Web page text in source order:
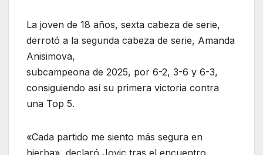
La joven de 18 años, sexta cabeza de serie,
derrotó a la segunda cabeza de serie, Amanda
Anisimova,
subcampeona de 2025, por 6-2, 3-6 y 6-3,
consiguiendo así su primera victoria contra
una Top 5.
«Cada partido me siento más segura en